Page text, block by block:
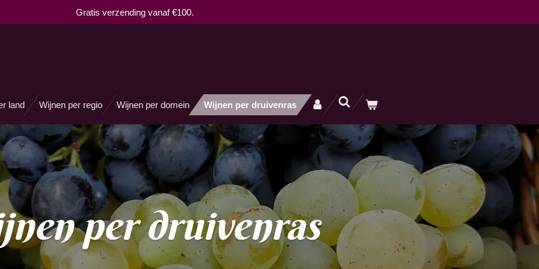
Gratis verzending vanaf €100.
land Wijnen per regio Wijnen per domein Wijnen per druivenras
per druivenras